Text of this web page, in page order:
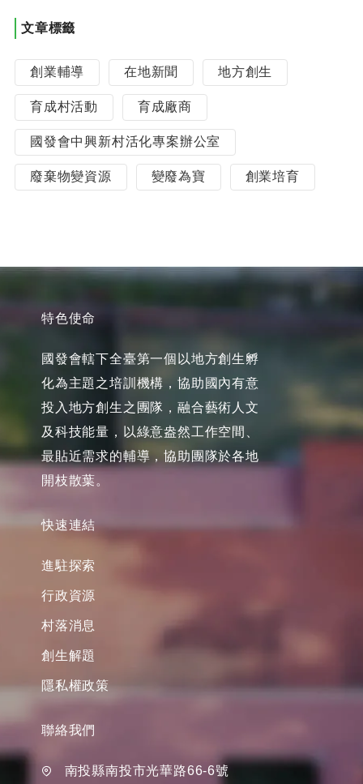
文章標籤
創業輔導 在地新聞
地方創生
育成村活動
育成廠商
國發會中興新村活化專案辦公室
廢棄物變資源
變廢為寶 創業培育
特色使命
國發會轄下全臺第一個以地方創生孵
化為主題之培訓機構，協助國內有意
投入地方創生之團隊，融合藝術人文
及科技能量，以綠意盎然工作空間、
最貼近需求的輔導，協助團隊於各地
開枝散葉。
快速連結
進駐探索
行政資源
村落消息
創生解題
隱私權政策
聯絡我們
南投縣南投市光華路66-6號